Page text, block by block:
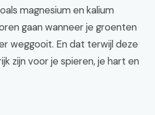
magnesium en kalium
gaan wanneer je groenten
weggooit. En dat terwijl deze
zijn voor je spieren, je hart en